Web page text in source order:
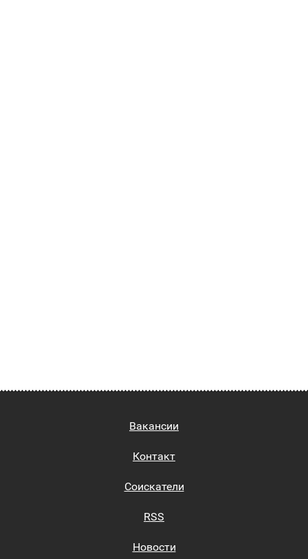
Вакансии
Контакт
Соискатели
RSS
Новости